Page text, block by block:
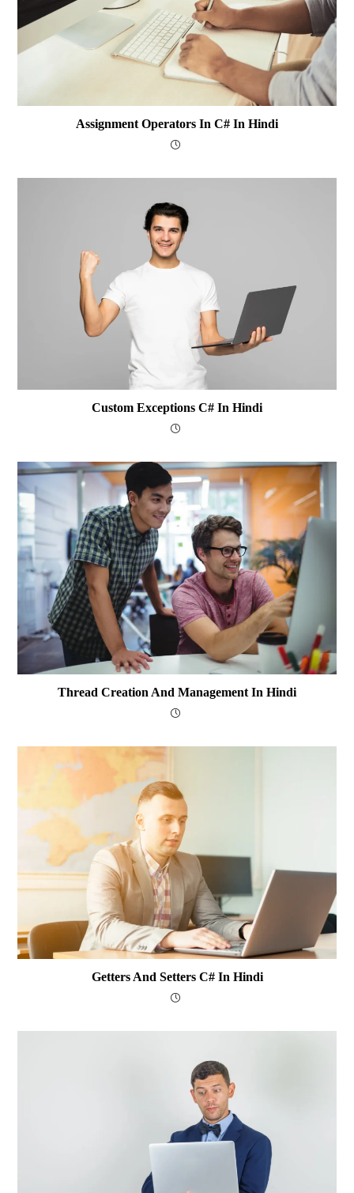
Assignment Operators In C# In Hindi
Custom Exceptions C# In Hindi
Thread Creation And Management In Hindi
Getters And Setters C# In Hindi